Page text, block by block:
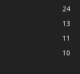
24
13
11
10